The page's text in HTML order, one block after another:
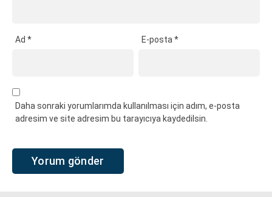
Ad * E-posta*
Daha sonraki yorumlarımda kullanılması için adım, e-posta
adresim ve site adresim bu tarayıcıya kaydedilsin.